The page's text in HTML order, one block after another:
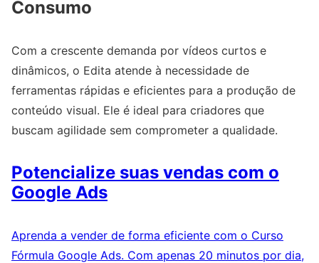
Consumo
Com a crescente demanda por vídeos curtos e
dinâmicos, o Edita atende à necessidade de
ferramentas rápidas e eficientes para a produção de
conteúdo visual. Ele é ideal para criadores que
buscam agilidade sem comprometer a qualidade.
Potencialize suas vendas com o
Google Ads
Aprenda a vender de forma eficiente com o Curso
Fórmula Google Ads. Com apenas 20 minutos por dia,